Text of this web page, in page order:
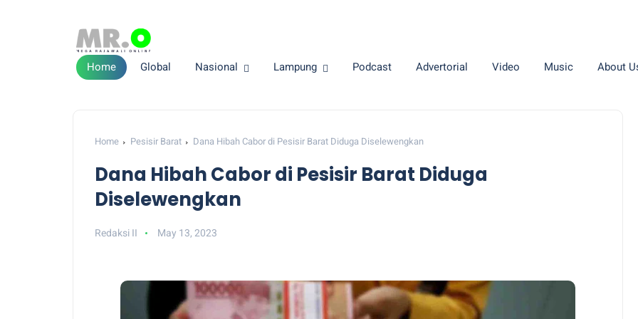
Home Global Nasional Lampung Podcast Advertorial Video Music About
Home Pesisir Barat Dana Hibah Cabor di Pesisir Barat Diduga Diselewengkan
Dana Hibah Cabor di Pesisir Barat Diduga
Diselewengkan
Redaksi II May 13, 2023